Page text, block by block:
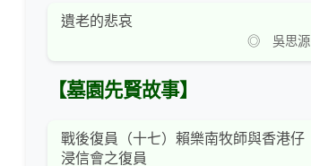
遺老的悲哀
◎ 吳思源
【墓園先賢故事】
戰後復員（十七）賴樂南牧師與香港仔
浸信會之復員